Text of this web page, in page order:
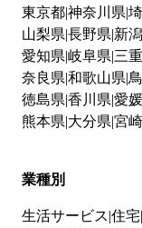
東京都神奈川県
山梨県 長野県 新
愛知県 岐阜県 三
奈良県 和歌山県
徳島県 香川県 愛
熊本県 大分県 宮
業種別
生活サービス 住宅